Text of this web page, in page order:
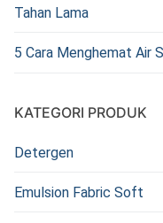
Tahan Lama
5 Cara Menghemat Air
KATEGORI PRODUK
Detergen
Emulsion Fabric Soft